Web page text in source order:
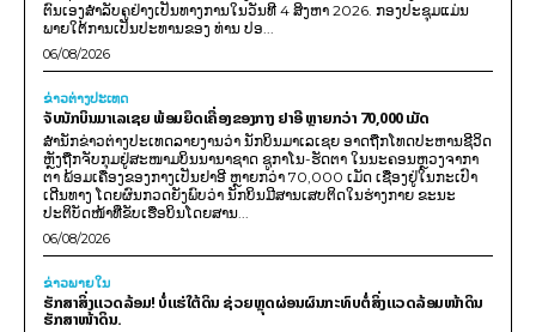
ຕົນເອງສຳລັບຄູຢ່າງເປັນທາງການໃນວັນທີ 4 ສິງຫາ 2026. ກອງປະຊຸມແມ່ນ
ພາຍໃຕ້ການເປັນປະທານຂອງ ທ່ານ ປອ...
06/08/2026
ຂ່າວຕ່າງປະເທດ
ຈັບນັກບິນມາເລເຊຍ ພ້ອມຍຶດເຄື່ອງຂອງກາງ ຢາອີ ຫຼາຍກວ່າ 70,000 ເມັດ
ສຳນັກຂ່າວຕ່າງປະເທດລາຍງານວ່າ ນັກບິນມາເລເຊຍ ອາດຖືກໂທດປະຫານຊີວິດ
ຫຼັງຖືກຈັບກຸມຢູ່ສະໜາມບິນນານາຊາດ ຊູກາໂນ-ຮັດຕາ ໃນນະຄອນຫຼວງຈາກາ
ຕາ ພ້ອມເຄື່ອງຂອງກາງເປັນຢາອີ ຫຼາຍກວ່າ 70,000 ເມັດ ເຊື່ອງຢູ່ໃນກະເປົາ
ເດີນທາງ ໂດຍຜົນກວດຍັງພົບວ່າ ນັກບິນມີສານເສບຕິດໃນຮ່າງກາຍ ຂະນະ
ປະຕິບັດໜ້າທີ່ຂັບເຮືອບິນໂດຍສານ...
06/08/2026
ຂ່າວພາຍ​ໃນ
ຮັກສາສິ່ງແວດລ້ອມ! ບໍ່ແຮ່ໃຕ້ດິນ ຊ່ວຍຫຼຸດຜ່ອນຜົນກະທົບຕໍ່ສິ່ງແວດລ້ອມໜ້າດິນ
ຮັກສາໜ້າດິນ.